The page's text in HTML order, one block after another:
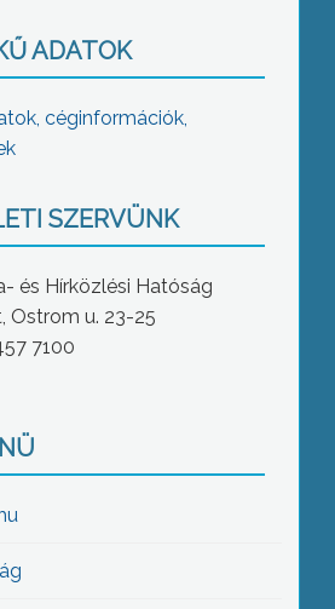
ADATOK
céginformációk,
SZERVÜNK
és Hírközlési Hatóság
Ostrom u. 23-25
7100